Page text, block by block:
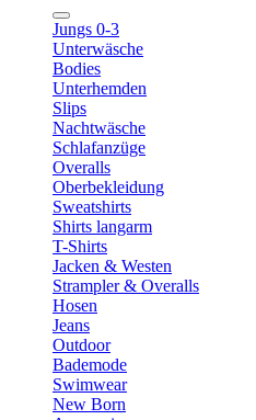
Jungs 0-3
Unterwäsche
Bodies
Unterhemden
Slips
Nachtwäsche
Schlafanzüge
Overalls
Oberbekleidung
Sweatshirts
Shirts langarm
T-Shirts
Jacken & Westen
Strampler & Overalls
Hosen
Jeans
Outdoor
Bademode
Swimwear
New Born